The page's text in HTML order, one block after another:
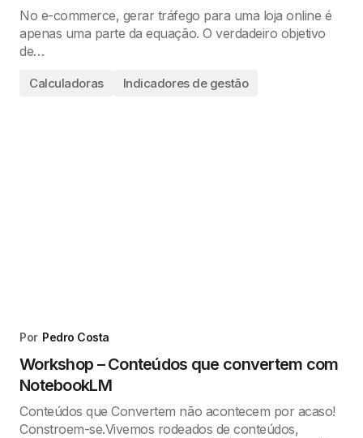
No e-commerce, gerar tráfego para uma loja online é
apenas uma parte da equação. O verdadeiro objetivo
de…
Calculadoras Indicadores de gestão
Por Pedro Costa
Workshop – Conteúdos que convertem com
NotebookLM
Conteúdos que Convertem não acontecem por acaso!
Constroem-se.Vivemos rodeados de conteúdos,